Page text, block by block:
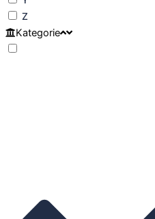
Z
Kategorie